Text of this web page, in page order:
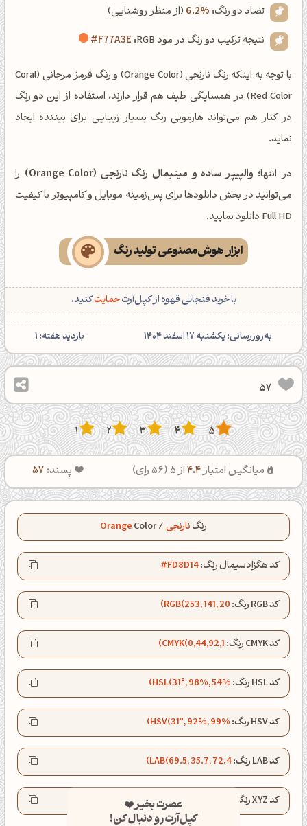
تضاد دو رنگ: 6.2% (از منظر روشنایی)
نتیجه ترکیب دو رنگ در مود RGB:
#F77A3E
با توجه به اینکه رنگ نارنجی (Orange Color) و رنگ قرمز مرجانی (Coral
Red Color) در همسایگی طیف هم قرار دارند، استفاده از این دو رنگ
در کنار هم می‌تواند هارمونی رنگ بسیار زیبایی برای بیننده ایجاد
نماید.
در انتها؛ والپیپر ساده و مینیمال رنگ نارنجی (Orange Color)
را
می‌توانید در بخش دانلودها برای پس‌زمینه موبایل و کامپیوتر با کیفیت
Full HD دانلود نمایید.
ابزار هوش‌مصنوعی تولید رنگ
با خرید فنجانی قهوه از کپل‌آرتحمایتکنید.
‌به‌روزرسانی: یکشنبه 17 اسفند 1404 بازدید هفته:1
57
5
4
3
2
1
میانگین امتیاز4.4از 5 ( 56رای) پسند: 57
رنگنارنجی/
Color
Orange
کد هگزادسیمال رنگ:#FD8D14
کد RGB رنگ: RGB(253, 141, 20)
کد CMYK رنگ: CMYK(0,44,92,1)
کد HSL رنگ: HSL(31°, 98%, 54%)
کد HSV رنگ: HSV(31°, 92%, 99%)
کد LAB رنگ: LAB(69.5, 35.7, 72.4)
کد XYZ رنگ: XYZ(50.2, 40.0, 5.7)
عصرت بخیر❤️
کپل‌آرت رو دنبال کن!